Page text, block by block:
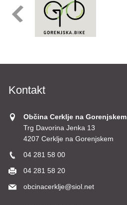
Kontakt
Občina Cerklje na Gorenjskem
Trg Davorina Jenka 13
4207 Cerklje na Gorenjskem
04 281 58 00
04 281 58 20
obcinacerklje@siol.net